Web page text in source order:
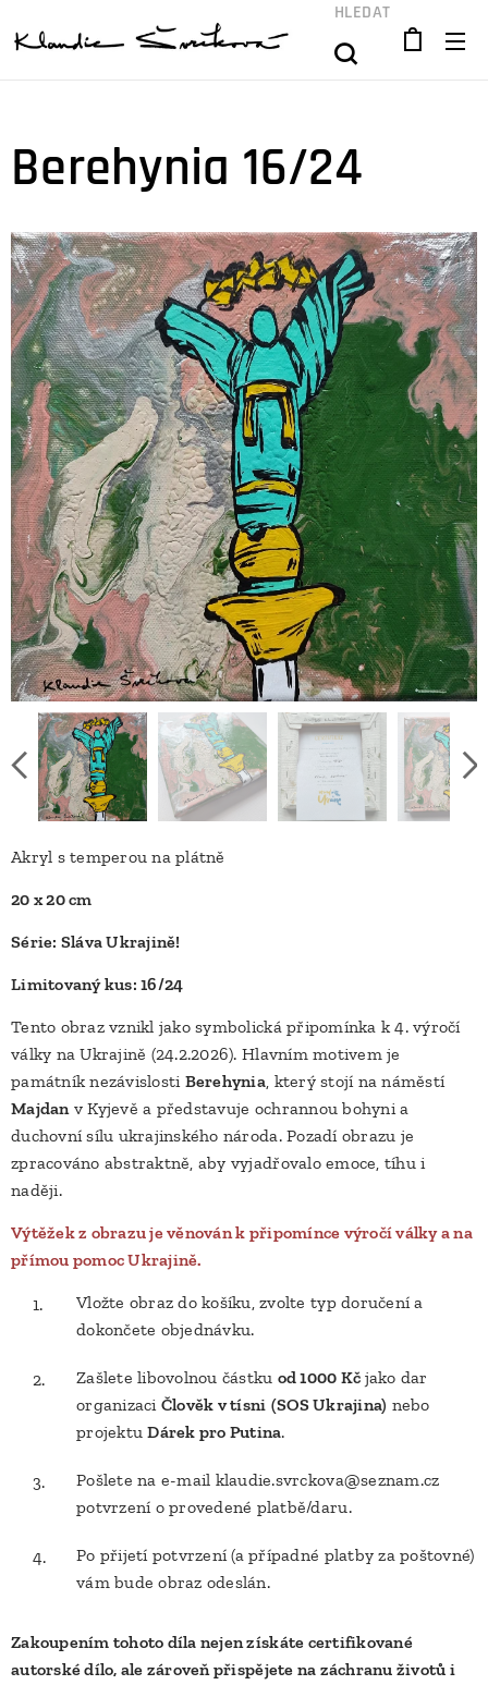
HLEDAT
Berehynia 16/24
Akryl s temperou na plátně
20 x 20 cm
Série: Sláva Ukrajině!
Limitovaný kus: 16/24
Tento obraz vznikl jako symbolická připomínka k 4. výročí
války na Ukrajině (24.2.2026). Hlavním motivem je
památník nezávislosti Berehynia, který stojí na náměstí
Majdanv Kyjevě a představuje ochrannou bohyni a
duchovní sílu ukrajinského národa. Pozadí obrazu je
zpracováno abstraktně, aby vyjadřovalo emoce, tíhu i
naději.
Výtěžek z obrazu je věnován k připomínce výročí války a na
přímou pomoc Ukrajině.
Vložte obraz do košíku, zvolte typ doručení a
dokončete objednávku.
Zašlete libovolnou částku od 1000 Kč jako dar
organizaci Člověk v tísni (SOS Ukrajina) nebo
projektuDárek pro Putina.
Pošlete na e-mail klaudie.svrckova@seznam.cz
potvrzení o provedené platbě/daru.
Po přijetí potvrzení (a případné platby za poštovné)
vám bude obraz odeslán.
Zakoupením tohoto díla nejen získáte certifikované
autorské dílo, ale zároveň přispějete na záchranu životů i